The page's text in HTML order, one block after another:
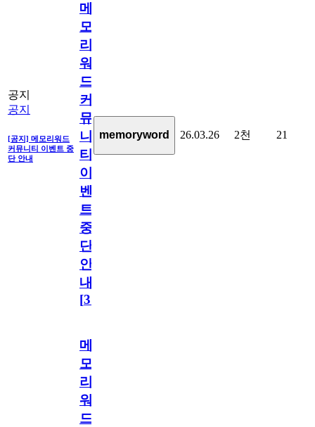
공지
공지
[공지] 메모리워드
커뮤니티 이벤트 중
단 안내
메
모
리
워
드
커
뮤
니
티
이
벤
트
중
단
안
내
[31
memoryword 26.03.26 2천 21
메
모
리
워
드